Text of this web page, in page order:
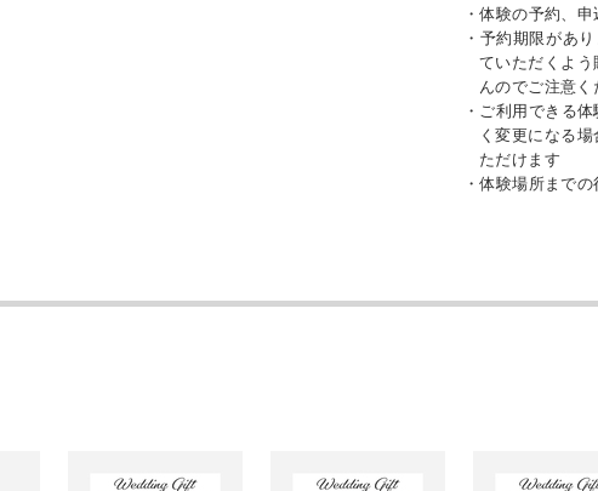
・体験の予約、
・予約期限があ
ていただくよ
んのでご注意く
・ご利用できる
く変更になる
ただけます
・体験場所まで